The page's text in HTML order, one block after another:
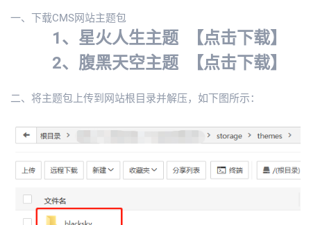
一、下载CMS网站主题包
1、星火人生主题
【点击下载】
2、腹黑天空主题
【点击下载】
二、将主题包上传到网站根目录并解压，如下图所示：